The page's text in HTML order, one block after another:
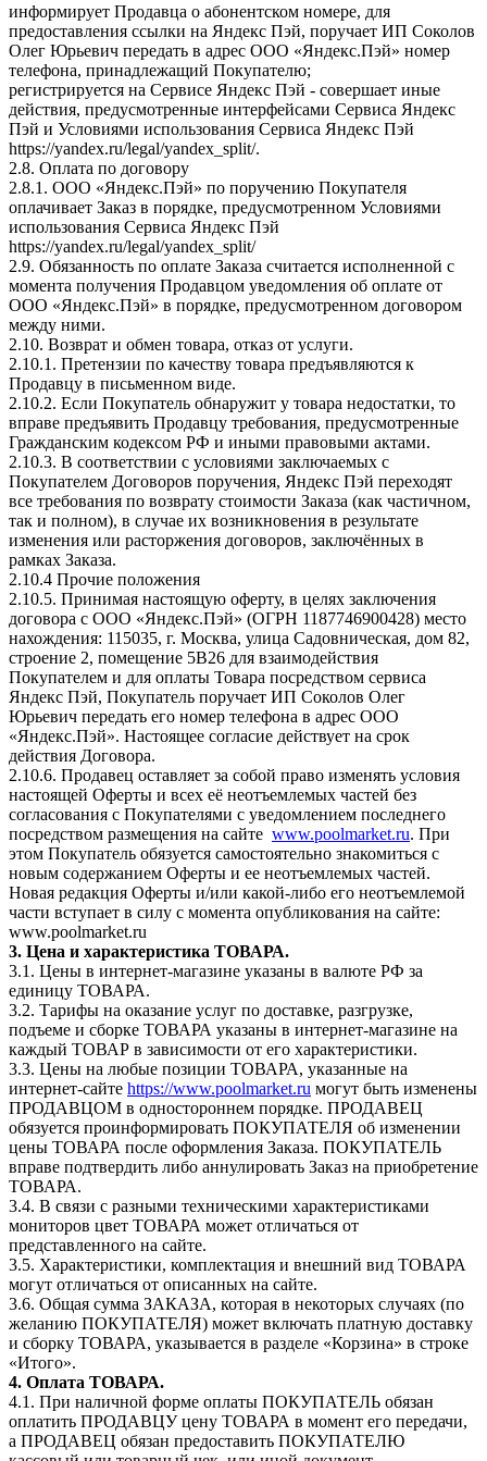
информирует Продавца о абонентском номере, для
предоставления ссылки на Яндекс Пэй, поручает ИП Соколов
Олег Юрьевич передать в адрес ООО «Яндекс.Пэй» номер
телефона, принадлежащий Покупателю;
регистрируется на Сервисе Яндекс Пэй - совершает иные
действия, предусмотренные интерфейсами Сервиса Яндекс
Пэй и Условиями использования Сервиса Яндекс Пэй
https://yandex.ru/legal/yandex_split/.
2.8. Оплата по договору
2.8.1. ООО «Яндекс.Пэй» по поручению Покупателя
оплачивает Заказ в порядке, предусмотренном Условиями
использования Сервиса Яндекс Пэй
https://yandex.ru/legal/yandex_split/
2.9. Обязанность по оплате Заказа считается исполненной с
момента получения Продавцом уведомления об оплате от
ООО «Яндекс.Пэй» в порядке, предусмотренном договором
между ними.
2.10. Возврат и обмен товара, отказ от услуги.
2.10.1. Претензии по качеству товара предъявляются к
Продавцу в письменном виде.
2.10.2. Если Покупатель обнаружит у товара недостатки, то
вправе предъявить Продавцу требования, предусмотренные
Гражданским кодексом РФ и иными правовыми актами.
2.10.3. В соответствии с условиями заключаемых с
Покупателем Договоров поручения, Яндекс Пэй переходят
все требования по возврату стоимости Заказа (как частичном,
так и полном), в случае их возникновения в результате
изменения или расторжения договоров, заключённых в
рамках Заказа.
2.10.4 Прочие положения
2.10.5. Принимая настоящую оферту, в целях заключения
договора с ООО «Яндекс.Пэй» (ОГРН 1187746900428) место
нахождения: 115035, г. Москва, улица Садовническая, дом 82,
строение 2, помещение 5В26 для взаимодействия
Покупателем и для оплаты Товара посредством сервиса
Яндекс Пэй, Покупатель поручает ИП Соколов Олег
Юрьевич передать его номер телефона в адрес ООО
«Яндекс.Пэй». Настоящее согласие действует на срок
действия Договора.
2.10.6. Продавец оставляет за собой право изменять условия
настоящей Оферты и всех её неотъемлемых частей без
согласования с Покупателями с уведомлением последнего
посредством размещения на сайте www.poolmarket.ru. При
этом Покупатель обязуется самостоятельно знакомиться с
новым содержанием Оферты и ее неотъемлемых частей.
Новая редакция Оферты и/или какой-либо его неотъемлемой
части вступает в силу с момента опубликования на сайте:
www.poolmarket.ru
3. Цена и характеристика ТОВАРА.
3.1. Цены в интернет-магазине указаны в валюте РФ за
единицу ТОВАРА.
3.2. Тарифы на оказание услуг по доставке, разгрузке,
подъеме и сборке ТОВАРА указаны в интернет-магазине на
каждый ТОВАР в зависимости от его характеристики.
3.3. Цены на любые позиции ТОВАРА, указанные на
интернет-сайте https://www.poolmarket.ru могут быть изменены
ПРОДАВЦОМ в одностороннем порядке. ПРОДАВЕЦ
обязуется проинформировать ПОКУПАТЕЛЯ об изменении
цены ТОВАРА после оформления Заказа. ПОКУПАТЕЛЬ
вправе подтвердить либо аннулировать Заказ на приобретение
ТОВАРА.
3.4. В связи с разными техническими характеристиками
мониторов цвет ТОВАРА может отличаться от
представленного на сайте.
3.5. Характеристики, комплектация и внешний вид ТОВАРА
могут отличаться от описанных на сайте.
3.6. Общая сумма ЗАКАЗА, которая в некоторых случаях (по
желанию ПОКУПАТЕЛЯ) может включать платную доставку
и сборку ТОВАРА, указывается в разделе «Корзина» в строке
«Итого».
4. Оплата ТОВАРА.
4.1. При наличной форме оплаты ПОКУПАТЕЛЬ обязан
оплатить ПРОДАВЦУ цену ТОВАРА в момент его передачи,
а ПРОДАВЕЦ обязан предоставить ПОКУПАТЕЛЮ